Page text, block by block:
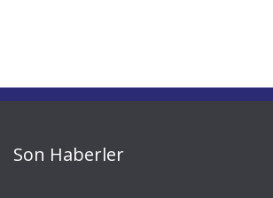
Son Haberler